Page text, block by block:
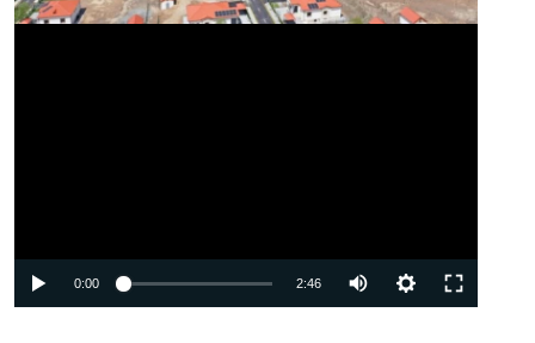
0:00 2:46